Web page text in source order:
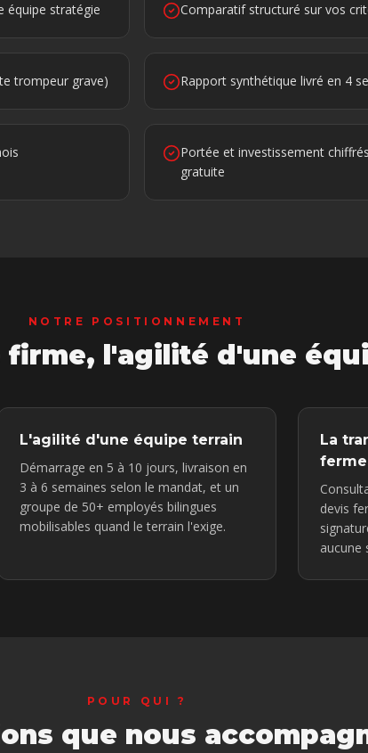
équipe stratégie Comparatif structuré sur vos
trompeur grave) Rapport synthétique livré en 4
Portée et investissement
gratuite
NOTRE POSITIONNEMENT
firme, l'agilité d'une
L'agilité d'une équipe terrain
Démarrage en 5 à 10 jours, livraison en
3 à 6 semaines selon le mandat, et un
groupe de 50+ employés bilingues
mobilisables quand le terrain l'exige.
La
ferme
devis
aucune
POUR QUI ?
que nous